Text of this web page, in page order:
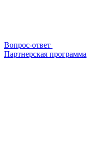
Вопрос-ответ
Партнерская программа